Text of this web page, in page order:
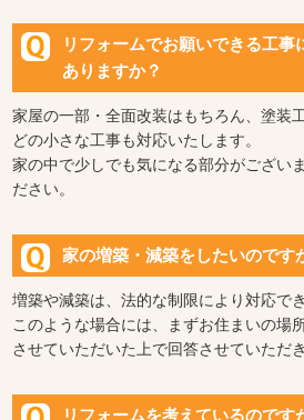
リフォームでお願いできる工事
ありますか？
家屋の一部・全面改装はもちろん、塗装
どの小さな工事も対応いたします。
家の中で少しでも気になる部分がござい
ださい。
家の増築・減築をしたいのです
増築や減築は、法的な制限により対応で
このような場合には、まずお住まいの場
させていただいた上で回答させていただき
リフォームを考えているのです